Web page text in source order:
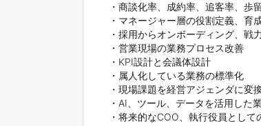
・商談化率、成約率、追客率、歩
・マネージャー層の役割定義、育
・採用からオンボーディング、戦
・営業現場の業務プロセス改善
・KPI設計と会議体設計
・属人化している業務の標準化
・現場課題を経営アジェンダに変
・AI、ツール、データを活用した
・将来的なCOO、執行役員とし